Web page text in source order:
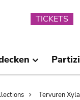
TICKETS
Tervuren